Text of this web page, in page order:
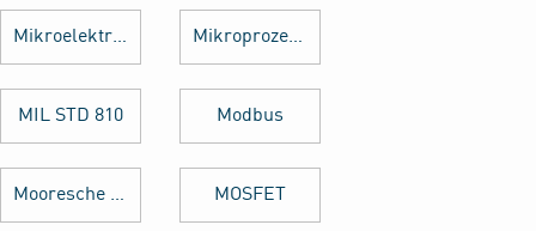
Mikroelektronik Mikroprozessor
MIL STD 810 Modbus
Mooresche Gesetz MOSFET